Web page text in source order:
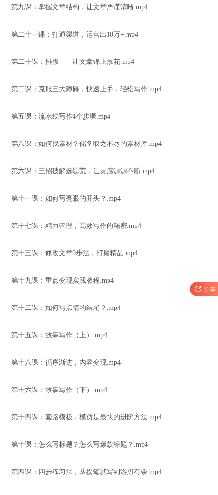
第九课：掌握文章结构，让文章严谨清晰.mp4
第二十一课：打通渠道，运营出10万+.mp4
第二十课：排版——让文章锦上添花.mp4
第二课：克服三大障碍，快速上手，轻松写作.mp4
第五课：流水线写作4个步骤.mp4
第八课：如何找素材？储备取之不尽的素材库.mp4
第六课：三招破解选题荒，让灵感源源不断.mp4
第十一课：如何写亮眼的开头？.mp4
第十七课：精力管理，高效写作的秘密.mp4
第十三课：修改文章9步法，打磨精品.mp4
第十九课：重点变现实践教程.mp4
第十二课：如何写点睛的结尾？.mp4
第十五课：故事写作（上）.mp4
第十八课：循序渐进，内容变现.mp4
第十六课：故事写作（下）.mp4
第十四课：套路模板，模仿是最快的进阶方法.mp4
第十课：怎么写标题？怎么写爆款标题？.mp4
第四课：四步练习法，从提笔就写到游刃有余.mp4
 分享